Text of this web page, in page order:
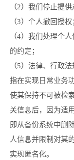
（2）我们停止提
（3）个人撤回授权
（4）我们处理个
的约定；
（5）法律、行政
指在实现日常业务
使其保持不可被检
关信息后，因为适
即从备份系统中删
人信息并限制对其
实现匿名化。